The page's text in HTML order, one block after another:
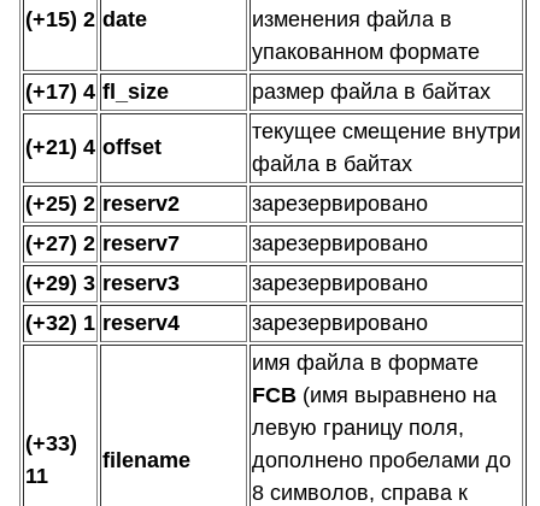
(+15) 2 date
изменения файла в
упакованном формате
(+17) 4 fl_size размер файла в байтах
(+21) 4 offset
текущее смещение внутри
файла в байтах
(+25) 2 reserv2
зарезервировано
(+27) 2 reserv7
зарезервировано
(+29) 3 reserv3
зарезервировано
(+32) 1 reserv4 зарезервировано
(+33)
11
filename
имя файла в формате
FCB (имя выравнено на
левую границу поля,
дополнено пробелами до
8 символов, справа к